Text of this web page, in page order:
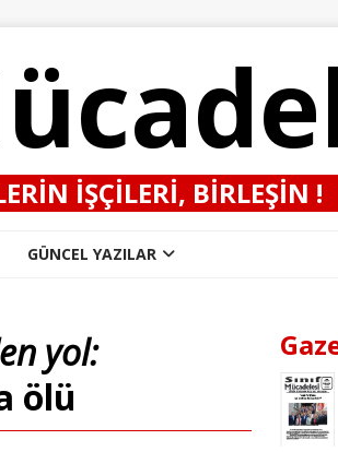
IŞÇILERI, BIRLEŞIN !
GÜNCEL YAZILAR
yol:
ölü